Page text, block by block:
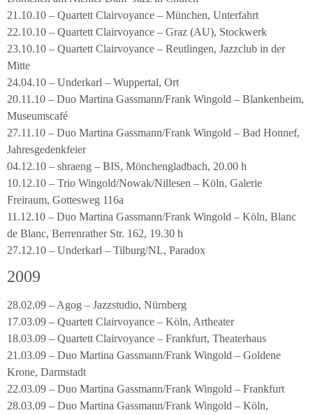
21.10.10 – Quartett Clairvoyance – München, Unterfahrt
22.10.10 – Quartett Clairvoyance – Graz (AU), Stockwerk
23.10.10 – Quartett Clairvoyance – Reutlingen, Jazzclub in der
Mitte
24.04.10 – Underkarl – Wuppertal, Ort
20.11.10 – Duo Martina Gassmann/Frank Wingold – Blankenheim,
Museumscafé
27.11.10 – Duo Martina Gassmann/Frank Wingold – Bad Honnef,
Jahresgedenkfeier
04.12.10 – shraeng – BIS, Mönchengladbach, 20.00 h
10.12.10 – Trio Wingold/Nowak/Nillesen – Köln, Galerie
Freiraum, Gottesweg 116a
11.12.10 – Duo Martina Gassmann/Frank Wingold – Köln, Blanc
de Blanc, Berrenrather Str. 162, 19.30 h
27.12.10 – Underkarl – Tilburg/NL, Paradox
2009
28.02.09 – Agog – Jazzstudio, Nürnberg
17.03.09 – Quartett Clairvoyance – Köln, Artheater
18.03.09 – Quartett Clairvoyance – Frankfurt, Theaterhaus
21.03.09 – Duo Martina Gassmann/Frank Wingold – Goldene
Krone, Darmstadt
22.03.09 – Duo Martina Gassmann/Frank Wingold – Frankfurt
28.03.09 – Duo Martina Gassmann/Frank Wingold – Köln,